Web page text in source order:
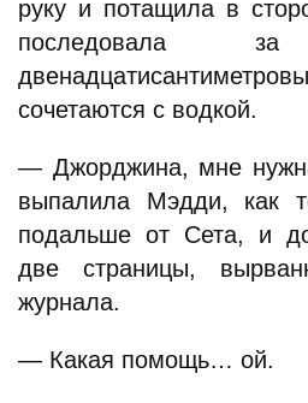
руку и потащила в
сочетаются с водкой.
— Джорджина, мне
выпалила Мэдди, как
подальше от Сета, и
две страницы,
журнала.
— Какая помощь… ой.